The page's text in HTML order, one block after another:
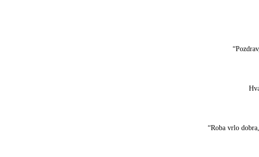
“Roba vrlo